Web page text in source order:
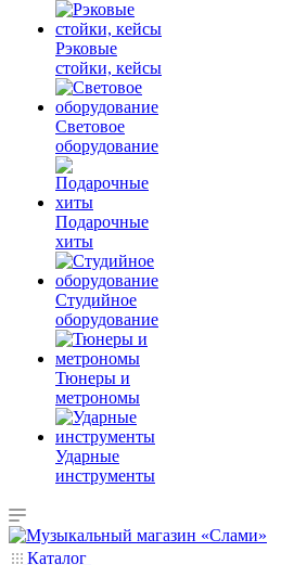
Рэковые
стойки, кейсы
Световое
оборудование
Подарочные
хиты
Студийное
оборудование
Тюнеры и
метрономы
Ударные
инструменты
Каталог